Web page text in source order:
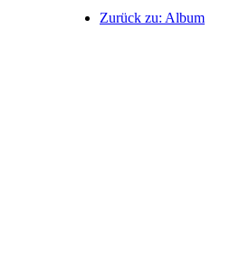
Zurück zu: Album